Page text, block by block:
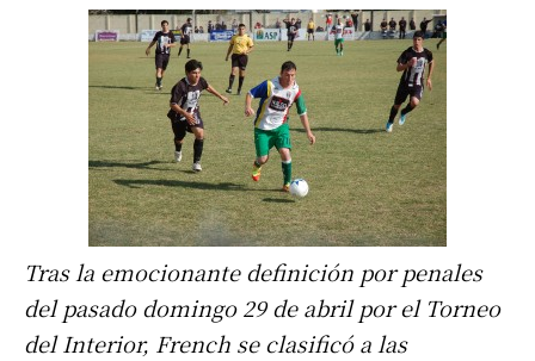
Tras la emocionante definición por penales
del pasado domingo 29 de abril por el Torneo
del Interior, French se clasificó a las